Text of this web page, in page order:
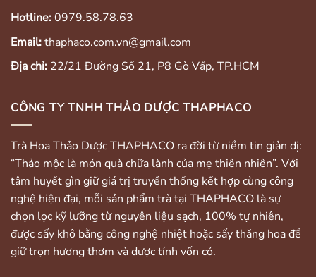
Hotline:0979.58.78.63
Email:thaphaco.com.vn@gmail.com
Địa chỉ: 22/21 Đường Số 21, P8 Gò Vấp, TP.HCM
CÔNG TY TNHH THẢO DƯỢC THAPHACO
Trà Hoa Thảo Dược THAPHACO ra đời từ niềm tin giản dị:
“Thảo mộc là món quà chữa lành của mẹ thiên nhiên”. Với
tâm huyết gìn giữ giá trị truyền thống kết hợp cùng công
nghệ hiện đại, mỗi sản phẩm trà tại THAPHACO là sự
chọn lọc kỹ lưỡng từ nguyên liệu sạch, 100% tự nhiên,
được sấy khô bằng công nghệ nhiệt hoặc sấy thăng hoa để
giữ trọn hương thơm và dược tính vốn có.